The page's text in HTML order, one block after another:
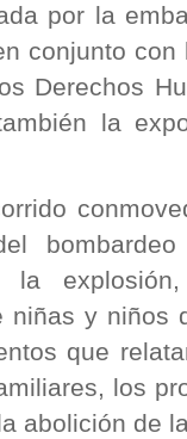
por la
conjunto
Derechos
la
la
niñas y niños
que
los
abolición de